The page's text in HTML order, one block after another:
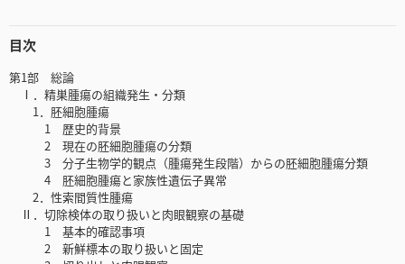
目次
第1部 総論
Ⅰ．精巣腫瘍の組織発生・分類
1．胚細胞腫瘍
1 歴史的背景
2 現在の胚細胞腫瘍の分類
3 分子生物学的観点（腫瘍発生段階）からの胚細胞腫瘍分類
4 胚細胞腫瘍と家族性遺伝子異常
2．性索間質性腫瘍
Ⅱ．切除検体の取り扱いと肉眼観察の基礎
1 基本的確認事項
2 新鮮標本の取り扱いと固定